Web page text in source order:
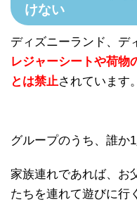
けない
ディズニーランド、デ
レジャーシートや荷物
とは禁止されています。
グループのうち、誰か
家族連れであれば、お
たちを連れて遊びに行